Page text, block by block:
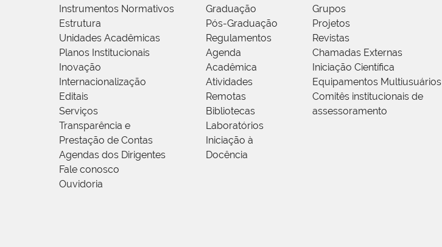
Instrumentos Normativos
Estrutura
Unidades Acadêmicas
Planos Institucionais
Inovação
Internacionalização
Editais
Serviços
Transparência e
Prestação de Contas
Agendas dos Dirigentes
Fale conosco
Ouvidoria
Graduação
Pós-Graduação
Regulamentos
Agenda
Acadêmica
Atividades
Remotas
Bibliotecas
Laboratórios
Iniciação à
Docência
Grupos
Projetos
Revistas
Chamadas Externas
Iniciação Científica
Equipamentos Multiusuários
Comitês institucionais de
assessoramento